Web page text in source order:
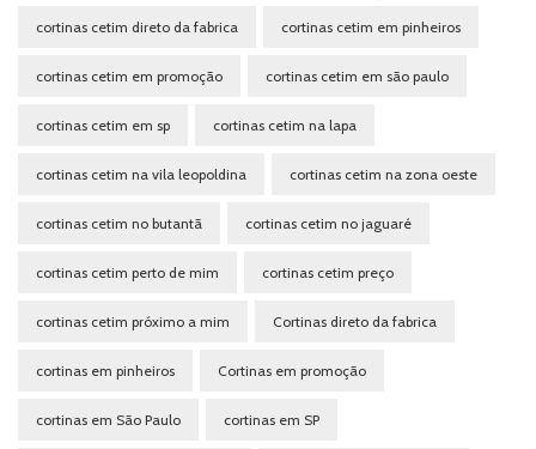
cortinas cetim direto da fabrica cortinas cetim em pinheiros
cortinas cetim em promoção cortinas cetim em são paulo
cortinas cetim em sp cortinas cetim na lapa
cortinas cetim na vila leopoldina cortinas cetim na zona oeste
cortinas cetim no butantã cortinas cetim no jaguaré
cortinas cetim perto de mim cortinas cetim preço
cortinas cetim próximo a mim Cortinas direto da fabrica
cortinas em pinheiros Cortinas em promoção
cortinas em São Paulo cortinas em SP